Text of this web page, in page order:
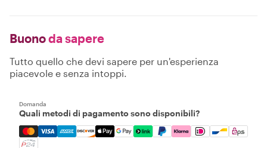
Buonoda sapere
Tutto quello che devi sapere per un'esperienza
piacevole e senza intoppi.
Domanda
Quali metodi di pagamento sono disponibili?
Mastercard, Visa, Amex, Discover, Apple Pay, Google